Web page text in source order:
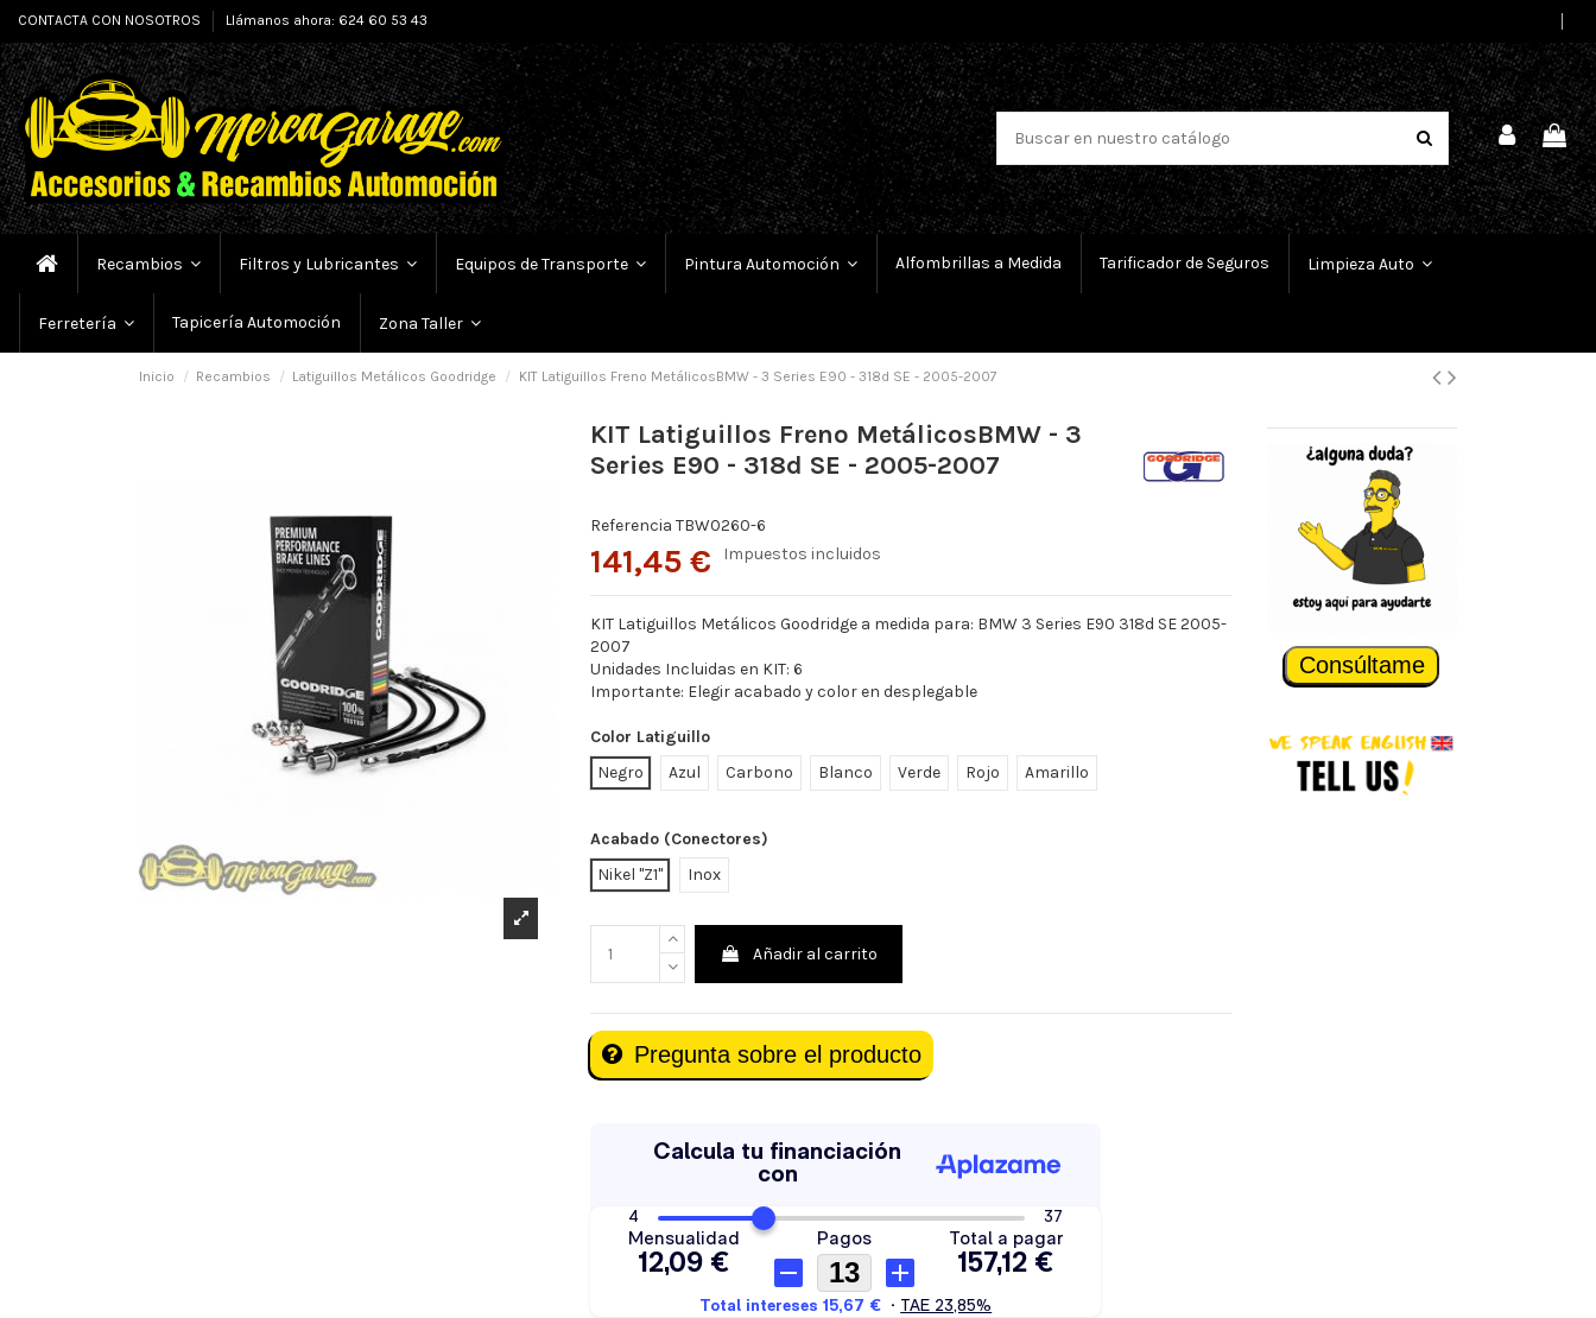
CONTACTA CON NOSOTROS Llámanos ahora: 624 60 53 43
Recambios Filtros y Lubricantes Equipos de Transporte Pintura Automoción Alfombrillas a Medida Tarificador de Seguros Limpieza Auto
Ferretería Tapicería Automoción Zona Taller
Inicio Recambios Latiguillos Metálicos Goodridge KIT Latiguillos Freno MetálicosBMW - 3 Series E90 - 318d SE - 2005-2007
KIT Latiguillos Freno MetálicosBMW - 3
Series E90 - 318d SE - 2005-2007
Referencia TBW0260-6
141,45 € Impuestos incluidos
KIT Latiguillos Metálicos Goodridge a medida para: BMW 3 Series E90 318d SE 2005-
2007
Unidades Incluidas en KIT: 6
Importante: Elegir acabado y color en desplegable
Color Latiguillo
Negro
Azul Carbono Blanco Verde Rojo Amarillo
Acabado (Conectores)
Nikel "Z1"
Inox
Añadir al carrito
Pregunta sobre el producto
Consúltame